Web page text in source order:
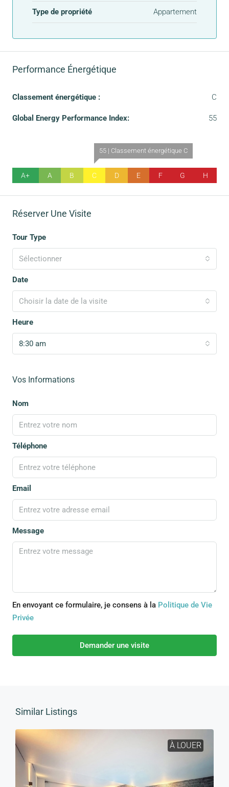
Type de propriété Appartement
Performance Énergétique
Classement énergétique : C
Global Energy Performance Index: 55
A+ A B
55 | Classement énergétique C
C D E F G H
Réserver Une Visite
Tour Type
Sélectionner
Date
Choisir la date de la visite
Heure
8:30 am
Vos Informations
Nom
Téléphone
Email
Message
En envoyant ce formulaire, je consens à la Politique de Vie
Privée
Demander une visite
Similar Listings
À LOUER